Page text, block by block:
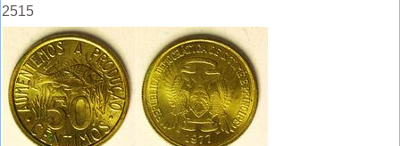
2515